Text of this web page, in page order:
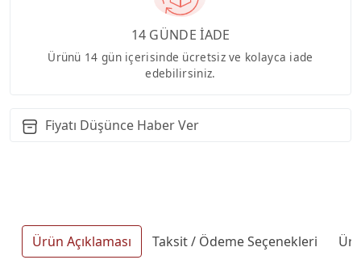
14 GÜNDE İADE
Ürünü 14 gün içerisinde ücretsiz ve kolayca iade
edebilirsiniz.
Fiyatı Düşünce Haber Ver
Ürün Açıklaması Taksit / Ödeme Seçenekleri